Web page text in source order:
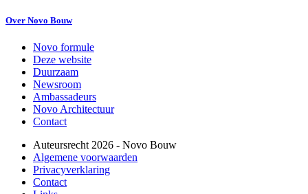
Over Novo Bouw
Novo formule
Deze website
Duurzaam
Newsroom
Ambassadeurs
Novo Architectuur
Contact
Auteursrecht 2026 - Novo Bouw
Algemene voorwaarden
Privacyverklaring
Contact